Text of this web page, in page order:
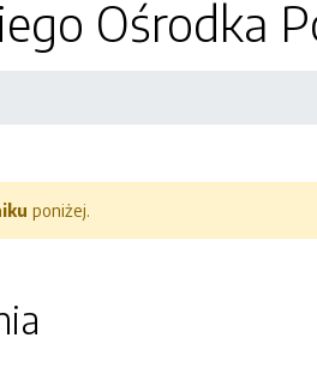
Ośrodka
poniżej.